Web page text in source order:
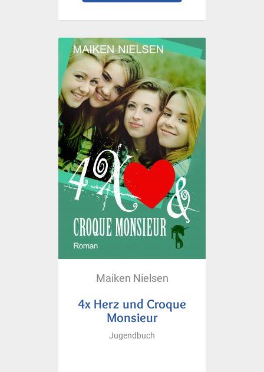
Maiken Nielsen
4x Herz und Croque
Monsieur
Jugendbuch